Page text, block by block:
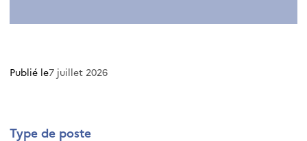
Publié le7 juillet 2026
Type de poste